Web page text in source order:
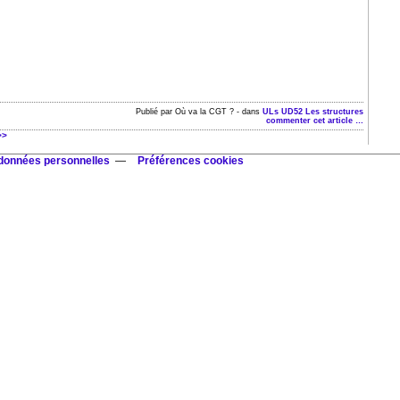
Publié par Où va la CGT ? -dans ULs UD52 Les structures
commenter cet article …
personnelles Préférences cookies